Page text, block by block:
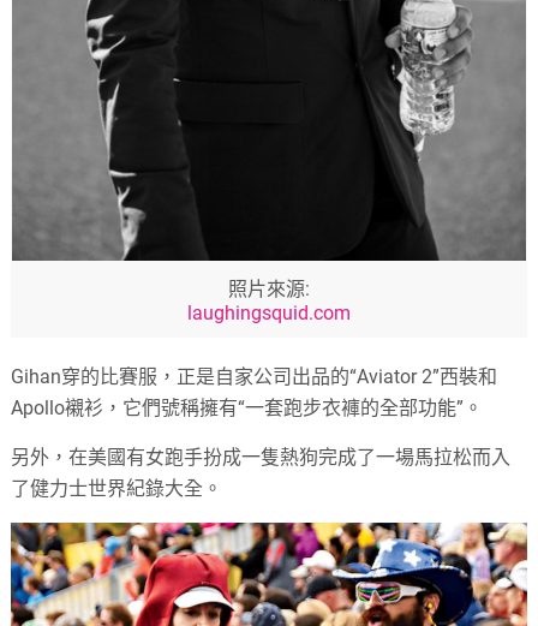
照片來源:
laughingsquid.com
Gihan穿的比賽服，正是自家公司出品的“Aviator 2”西裝和
Apollo襯衫，它們號稱擁有“一套跑步衣褲的全部功能” 。
另外，在美國有女跑手扮成一隻熱狗完成了一場馬拉松而入
了健力士世界紀錄大全。